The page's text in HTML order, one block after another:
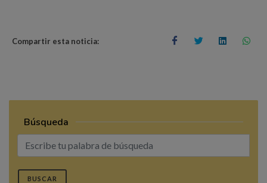
Compartir esta noticia:
Búsqueda
BUSCAR